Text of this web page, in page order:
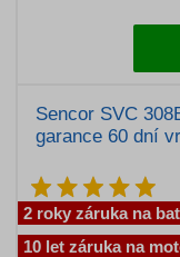
Sencor SVC
garance 60 dní
2 roky záruka na
10 let záruka na